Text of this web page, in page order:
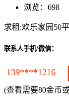
浏览：698
求租:欢乐家园50
联系人手机/微信：
139****1216
(查看需要80金币